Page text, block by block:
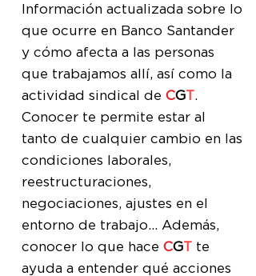
Información actualizada sobre lo
que ocurre en Banco Santander
y cómo afecta a las personas
que trabajamos allí, así como la
actividad sindical de CGT.
Conocer te permite estar al
tanto de cualquier cambio en las
condiciones laborales,
reestructuraciones,
negociaciones, ajustes en el
entorno de trabajo... Además,
conocer lo que hace CGT te
ayuda a entender qué acciones